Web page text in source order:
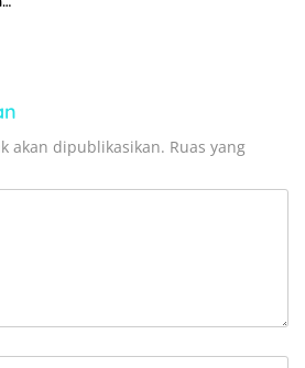
akan dipublikasikan. Ruas yang